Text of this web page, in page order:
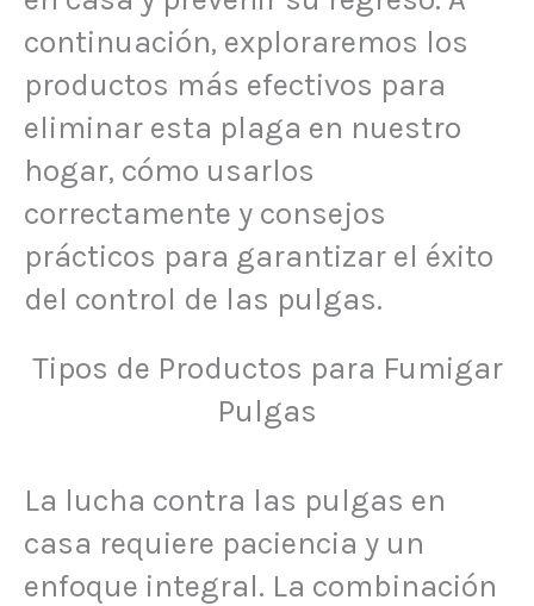
continuación, exploraremos los
productos más efectivos para
eliminar esta plaga en nuestro
hogar, cómo usarlos
correctamente y consejos
prácticos para garantizar el éxito
del control de las pulgas.
Tipos de Productos para Fumigar
Pulgas
La lucha contra las pulgas en
casa requiere paciencia y un
enfoque integral. La combinación